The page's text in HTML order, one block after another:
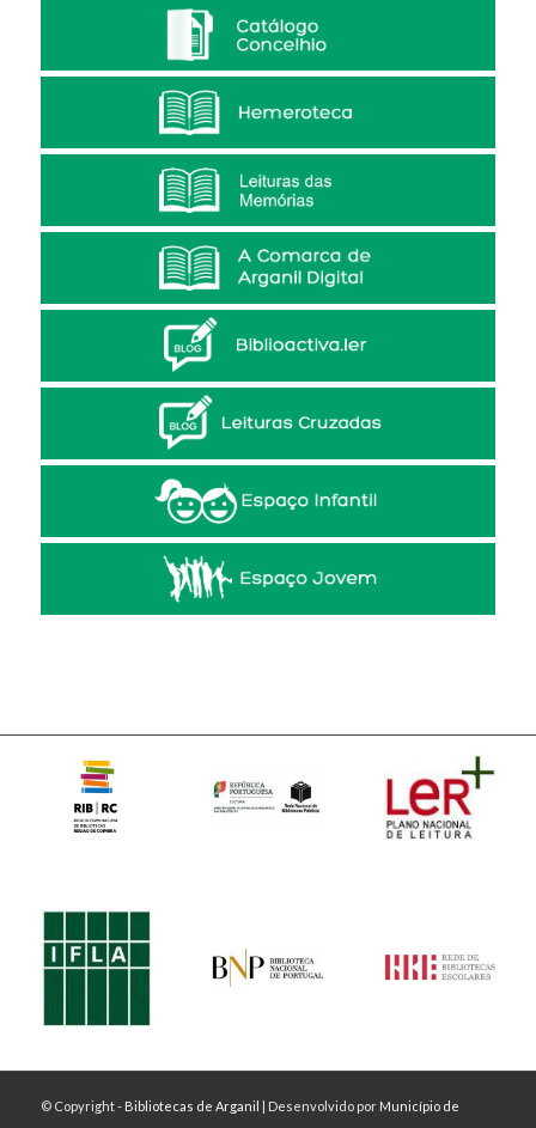
© Copyright - Bibliotecas de Arganil | Desenvolvido por Município de